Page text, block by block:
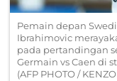
Pemain depan
Ibrahimovic
pada pertandingan
Germain vs Caen di
(AFP PHOTO /